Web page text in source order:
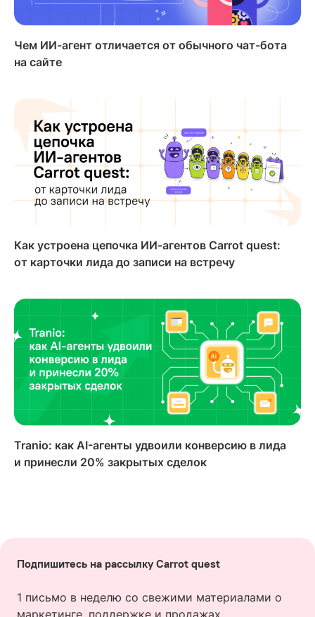
Чем ИИ-агент отличается от обычного чат-бота
на сайте
Как устроена цепочка ИИ-агентов Carrot quest:
от карточки лида до записи на встречу
Tranio: как AI-агенты удвоили конверсию в лида
и принесли 20% закрытых сделок
Подпишитесь на рассылку Carrot quest
1 письмо в неделю со свежими материалами о
маркетинге, поддержке и продажах